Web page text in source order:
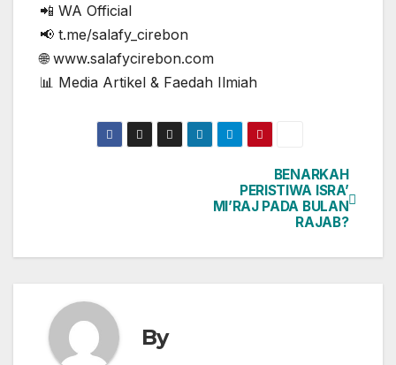
📲 WA Official
📢 t.me/salafy_cirebon
🌐 www.salafycirebon.com
📊 Media Artikel & Faedah Ilmiah
BENARKAH
PERISTIWA ISRA’
MI’RAJ PADA BULAN
RAJAB?
By